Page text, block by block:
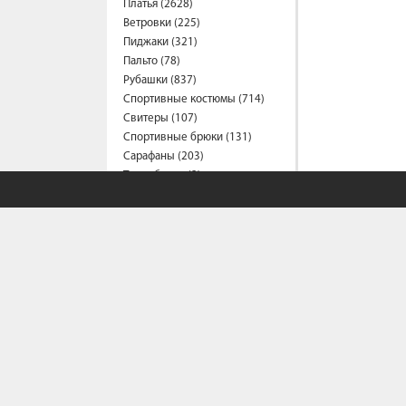
Платья (2628)
Ветровки (225)
Пиджаки (321)
Пальто (78)
Рубашки (837)
Спортивные костюмы (714)
Свитеры (107)
Спортивные брюки (131)
Сарафаны (203)
Термобелье (2)